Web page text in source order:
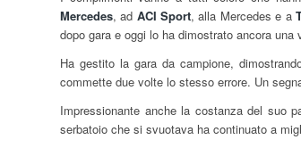
Mercedes, ad ACI Sport, alla Mercedes e a
dopo gara e oggi lo ha dimostrato ancora
Ha gestito la gara da campione,
commette due volte lo stesso errore. Un
Impressionante anche la costanza del suo
serbatoio che si svuotava ha continuato a